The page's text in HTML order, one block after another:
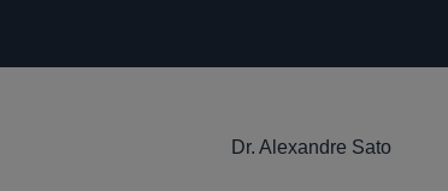
Dr. Alexandre Sato